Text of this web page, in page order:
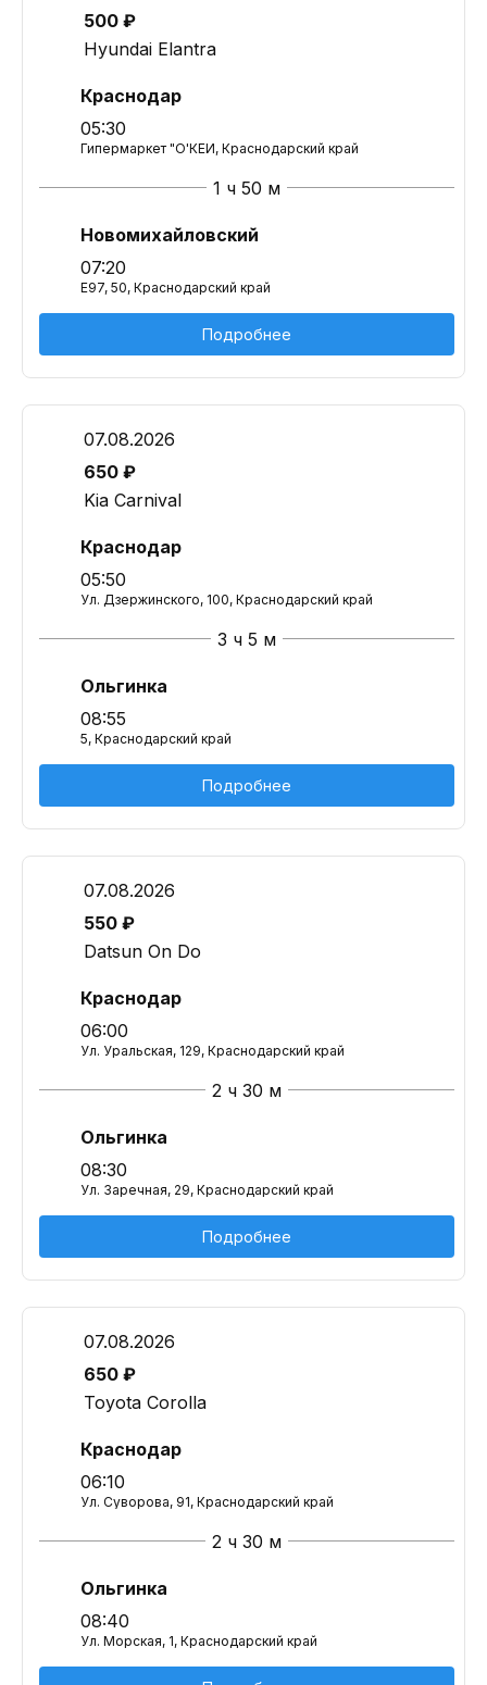
500 ₽
Hyundai Elantra
Краснодар
05:30
Гипермаркет "О'КЕЙ, Краснодарский край
1 ч 50 м
Новомихайловский
07:20
E97, 50, Краснодарский край
Подробнее
07.08.2026
650 ₽
Kia Carnival
Краснодар
05:50
Ул. Дзержинского, 100, Краснодарский край
3 ч 5 м
Ольгинка
08:55
5, Краснодарский край
Подробнее
07.08.2026
550 ₽
Datsun On Do
Краснодар
06:00
Ул. Уральская, 129, Краснодарский край
2 ч 30 м
Ольгинка
08:30
Ул. Заречная, 29, Краснодарский край
Подробнее
07.08.2026
650 ₽
Toyota Corolla
Краснодар
06:10
Ул. Суворова, 91, Краснодарский край
2 ч 30 м
Ольгинка
08:40
Ул. Морская, 1, Краснодарский край